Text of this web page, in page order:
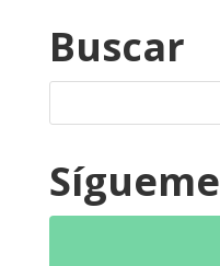
Buscar
Sígueme